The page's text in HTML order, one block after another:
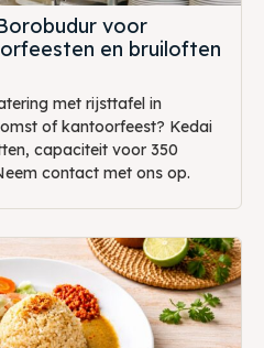
voor
en bruiloften
met rijsttafel in
of kantoorfeest? Kedai
capaciteit voor 350
contact met ons op.